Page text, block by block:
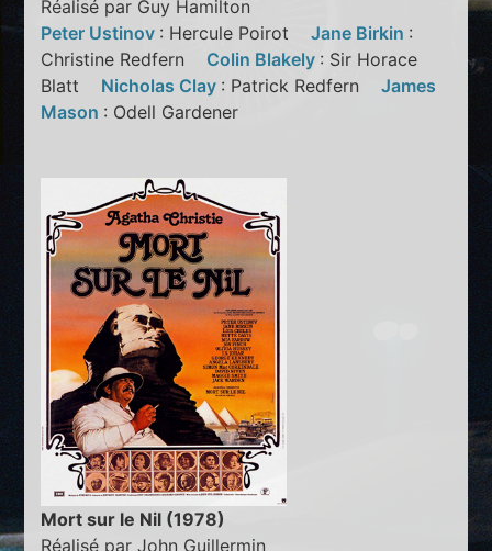
Réalisé par Guy Hamilton
Peter Ustinov : Hercule PoirotJane Birkin :
Christine Redfern Colin Blakely : Sir Horace
Blatt Nicholas Clay : Patrick RedfernJames
Mason : Odell Gardener
Mort sur le Nil (1978)
Réalisé par John Guillermin